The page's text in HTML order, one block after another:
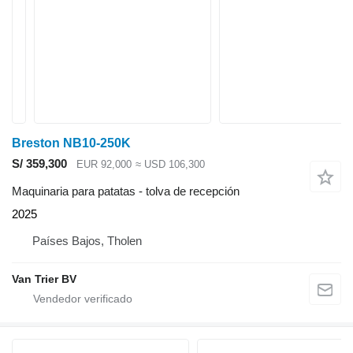
Breston NB10-250K
S/ 359,300
EUR 92,000 ≈ USD 106,300
Maquinaria para patatas - tolva de recepción
2025
Países Bajos, Tholen
Van Trier BV